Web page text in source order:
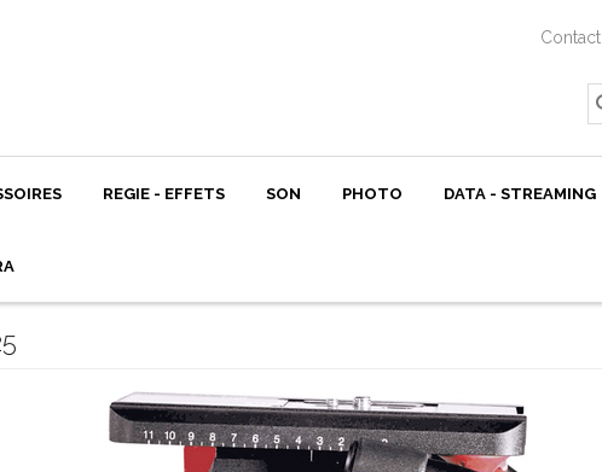
Contact
REGIE - EFFETS SON PHOTO DATA - STREAMING